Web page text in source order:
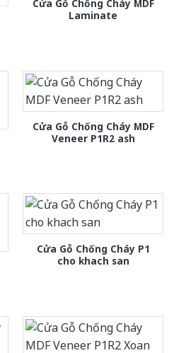
Cửa Gỗ Chống Cháy MDF
Laminate
Cửa Gỗ Chống Cháy MDF
Veneer P1R2 ash
Cửa Gỗ Chống Cháy P1
cho khach san